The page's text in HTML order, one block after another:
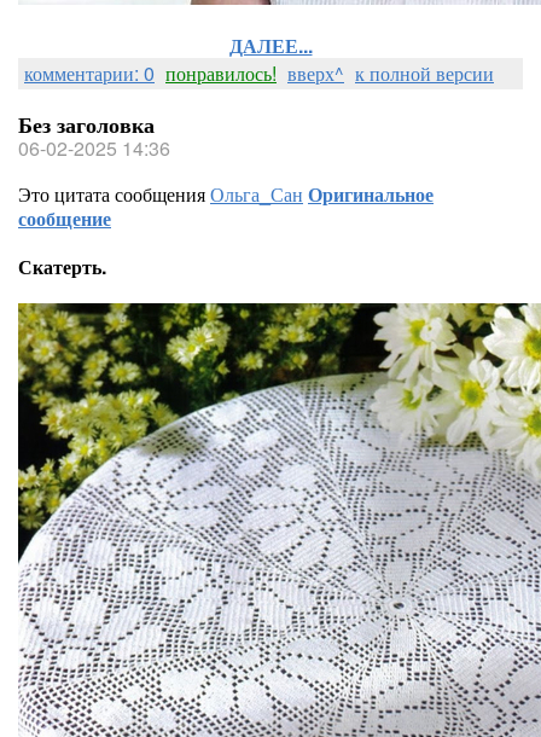
ДАЛЕЕ...
комментарии: 0 понравилось! вверх^ к полной версии
Без заголовка
06-02-2025 14:36
Это цитата сообщенияОльга_Сан Оригинальное
сообщение
Скатерть.